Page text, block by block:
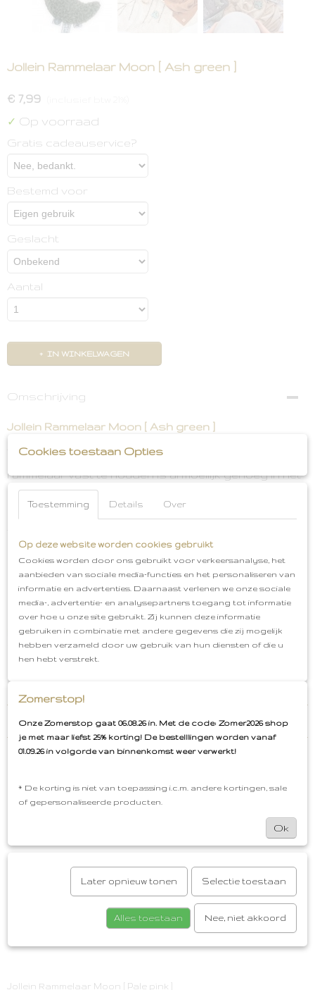
Jollein Rammelaar Moon [ Ash green ]
€ 7,99
✓ Op voorraad
Gratis cadeauservice?
Bestemd voor
Geslacht
Aantal
IN WINKELWAGEN
Omschrijving
Jollein Rammelaar Moon [ Ash green ]
Als je ziet dat je kleintje begint met grijpen dan is een
rammelaar erg leuk en uitdagend. Oefenen om de
rammelaar vast te houden is al moeilijk genoeg in het
begin. Wanneer je de rammelaar heen en weer
beweegd maakt het belletje een zacht geluid. Dit
stimlueert de bewegingen. Het maantje is leuk om mee
rammelaar is gemaakt van zachte teddy stof en is 11
cm groot. De maan rammelaar is verkrijgbaar in twee
kleuren: Roze en Groen.
tevoren altijd het waslabel voor verdere instructies.
Maan Rammelaar
Kleur: Ash Green
Materiaal:
zachte teddy stof
Formaat: 11 cm groot
Kan niet
gewassen worden
Reacties
Ook interessant
Jollein Rammelaar Moon [ Pale pink ]
Cookies toestaan Opties
Toestemming Details Over
Op deze website worden cookies gebruikt
Cookies worden door ons gebruikt voor verkeersanalyse, het
aanbieden van sociale media-functies en het personaliseren van
informatie en advertenties. Daarnaast verlenen we onze sociale
media-, advertentie- en analysepartners toegang tot informatie
over hoe u onze site gebruikt. Zij kunnen deze informatie
gebruiken in combinatie met andere gegevens die zij mogelijk
hebben verzameld door uw gebruik van hun diensten of die u
hen hebt verstrekt.
Zomerstop!
Onze Zomerstop gaat 06.08.26 in. Met de code: Zomer2026 shop
je met maar liefst 25% korting! De bestelllingen worden vanaf
01.09.26 in volgorde van binnenkomst weer verwerkt!
* De korting is niet van toepassing i.c.m. andere kortingen, sale
of gepersonaliseerde producten.
Ok
Later opnieuw tonen Selectie toestaan
Alles toestaan Nee, niet akkoord